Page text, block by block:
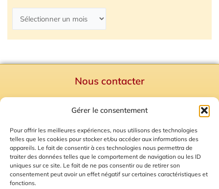
Gérer le consentement
Pour offrir les meilleures expériences, nous utilisons des technologies
telles que les cookies pour stocker et/ou accéder aux informations des
appareils. Le fait de consentir à ces technologies nous permettra de
traiter des données telles que le comportement de navigation ou les ID
uniques sur ce site. Le fait de ne pas consentir ou de retirer son
consentement peut avoir un effet négatif sur certaines caractéristiques et
fonctions.
Nous contacter
Mentions Légales
Plan du site
Gestion des Cookies